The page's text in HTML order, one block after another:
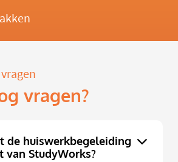
vragen?
de huiswerkbegeleiding
van StudyWorks?